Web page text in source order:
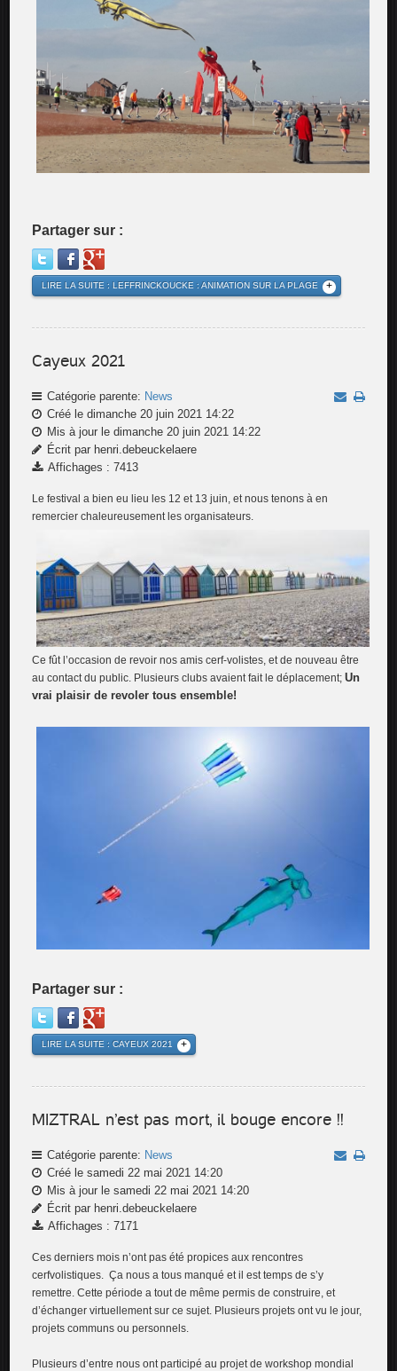
Partager sur :
LIRE LA SUITE : LEFFRINCKOUCKE : ANIMATION SUR LA PLAGE
Cayeux 2021
Catégorie parente: News
Créé le dimanche 20 juin 2021 14:22
Mis à jour le dimanche 20 juin 2021 14:22
Écrit par henri.debeuckelaere
Affichages : 7413
Le festival a bien eu lieu les 12 et 13 juin, et nous tenons à en
remercier chaleureusement les organisateurs.
Ce fût l’occasion de revoir nos amis cerf-volistes, et de nouveau être
au contact du public. Plusieurs clubs avaient fait le déplacement;Un
vrai plaisir de revoler tous ensemble!
Partager sur :
LIRE LA SUITE : CAYEUX 2021
MIZTRAL n’est pas mort, il bouge encore !!
Catégorie parente: News
Créé le samedi 22 mai 2021 14:20
Mis à jour le samedi 22 mai 2021 14:20
Écrit par henri.debeuckelaere
Affichages : 7171
Ces derniers mois n’ont pas été propices aux rencontres
cerfvolistiques. Ça nous a tous manqué et il est temps de s’y
remettre. Cette période a tout de même permis de construire, et
d’échanger virtuellement sur ce sujet. Plusieurs projets ont vu le jour,
projets communs ou personnels.
Plusieurs d’entre nous ont participé au projet de workshop mondial